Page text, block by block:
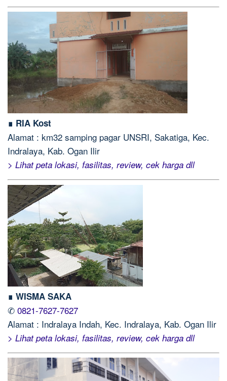
∎ RIA Kost
Alamat : km32 samping pagar UNSRI, Sakatiga, Kec.
Indralaya, Kab. Ogan Ilir
> Lihat peta lokasi, fasilitas, review, cek harga dll
∎ WISMA SAKA
✆ 0821-7627-7627
Alamat : Indralaya Indah, Kec. Indralaya, Kab. Ogan Ilir
> Lihat peta lokasi, fasilitas, review, cek harga dll